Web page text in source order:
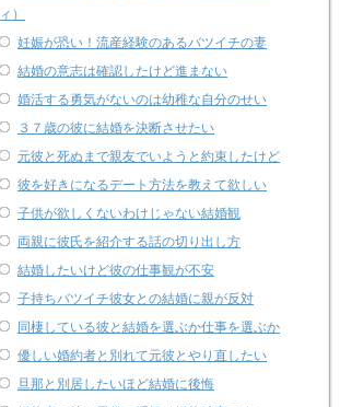
ィ）
妊娠が恐い！流産経験のあるバツイチの妻
結婚の意志は確認したけど進まない
婚活する勇気がないのは幼稚な自分のせい
３７歳の彼に結婚を決断させたい
元彼と死ぬまで親友でいようと約束したけど
彼を好きになるデート方法を教えて欲しい
子供が欲しくないわけじゃない結婚観
両親に彼氏を紹介する話の切り出し方
結婚したいけど彼の仕事観が不安
子持ちバツイチ彼女との結婚に親が反対
同棲している彼と結婚を選ぶか仕事を選ぶか
優しい婚約者と別れて元彼とやり直したい
旦那と別居したいほど結婚に後悔